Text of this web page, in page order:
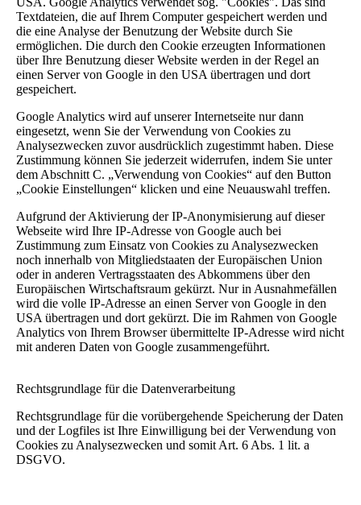
Textdateien, die auf Ihrem Computer gespeichert werden und
die eine Analyse der Benutzung der Website durch Sie
ermöglichen. Die durch den Cookie erzeugten Informationen
über Ihre Benutzung dieser Website werden in der Regel an
einen Server von Google in den USA übertragen und dort
gespeichert.
Google Analytics wird auf unserer Internetseite nur dann
eingesetzt, wenn Sie der Verwendung von Cookies zu
Analysezwecken zuvor ausdrücklich zugestimmt haben. Diese
Zustimmung können Sie jederzeit widerrufen, indem Sie unter
dem Abschnitt C. „Verwendung von Cookies“ auf den Button
„Cookie Einstellungen“ klicken und eine Neuauswahl treffen.
Aufgrund der Aktivierung der IP-Anonymisierung auf dieser
Webseite wird Ihre IP-Adresse von Google auch bei
Zustimmung zum Einsatz von Cookies zu Analysezwecken
noch innerhalb von Mitgliedstaaten der Europäischen Union
oder in anderen Vertragsstaaten des Abkommens über den
Europäischen Wirtschaftsraum gekürzt. Nur in Ausnahmefällen
wird die volle IP-Adresse an einen Server von Google in den
USA übertragen und dort gekürzt. Die im Rahmen von Google
Analytics von Ihrem Browser übermittelte IP-Adresse wird nicht
mit anderen Daten von Google zusammengeführt.
Rechtsgrundlage für die Datenverarbeitung
Rechtsgrundlage für die vorübergehende Speicherung der Daten
und der Logfiles ist Ihre Einwilligung bei der Verwendung von
Cookies zu Analysezwecken und somit Art. 6 Abs. 1 lit. a
DSGVO.